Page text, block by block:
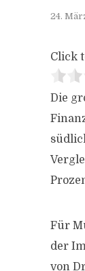
24.
Click
Die
Für
der
von